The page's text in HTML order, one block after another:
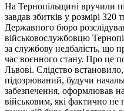
На Тернопільщині вручили
завдав збитків у розмірі
Державного бюро
військовослужбовцю
за службову недбалість, що
час воєнного стану. Про це
Львові. Слідство
підозрюваний, будучи
забезпечення, оформлював
військовим, які фактично не